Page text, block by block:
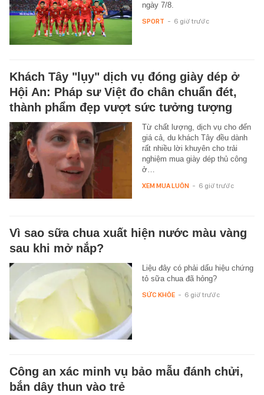
ngày 7/8.
SPORT - 6 giờ trước
Khách Tây "lụy" dịch vụ đóng giày dép ở
Hội An: Pháp sư Việt đo chân chuẩn đét,
thành phẩm đẹp vượt sức tưởng tượng
Từ chất lượng, dịch vụ cho đến
giá cả, du khách Tây đều dành
rất nhiều lời khuyên cho trải
nghiệm mua giày dép thủ công
ở…
XEM MUA LUÔN - 6 giờ trước
Vì sao sữa chua xuất hiện nước màu vàng
sau khi mở nắp?
Liệu đây có phải dấu hiệu chứng
tỏ sữa chua đã hỏng?
SỨC KHỎE - 6 giờ trước
Công an xác minh vụ bảo mẫu đánh chửi,
bắn dây thun vào trẻ